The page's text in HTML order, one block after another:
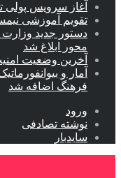
آغاز سرویس
تقویم آموزشی
دستور جدید وزارت
محور ابلاغ شد
آخرین وضعیت
آمار و
فرهنگ اضافه شد
ورود
نوشته تصادفی
سایدبار